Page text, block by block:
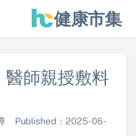
健康市集
師親授敷料
Published：2025-06-